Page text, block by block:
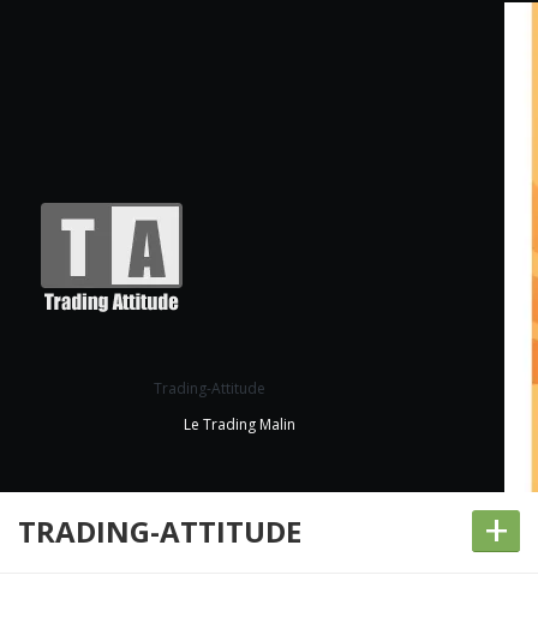
Trading-Attitude
Le Trading Malin
TRADING-ATTITUDE +